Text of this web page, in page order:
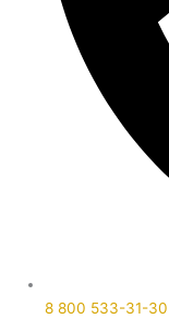
8 800 533-31-30